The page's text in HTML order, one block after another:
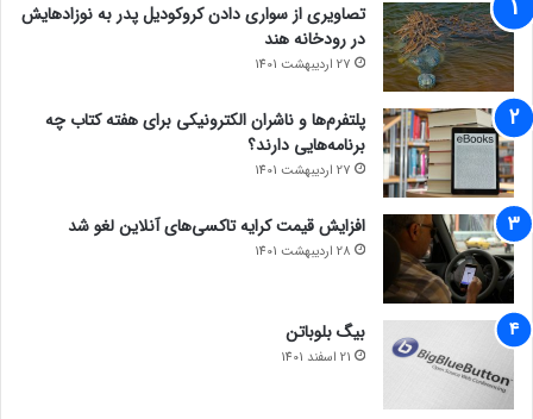
تصاویری از سواری دادن کروکودیل پدر به نوزادهایش
در رودخانه هند
27 اردیبهشت 1401
پلتفرم‌ها و ناشران الکترونیکی برای هفته کتاب چه
برنامه‌هایی دارند؟
27 اردیبهشت 1401
افزایش قیمت کرایه تاکسی‌های آنلاین لغو شد
28 اردیبهشت 1401
بیگ بلوباتن
21 اسفند 1401